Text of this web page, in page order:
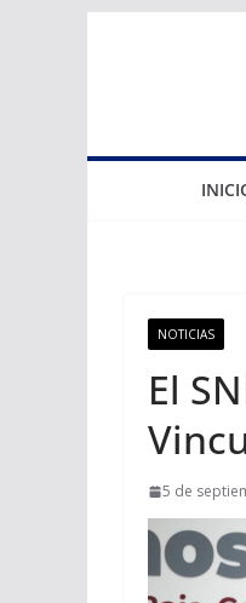
NOTICIAS
El
5 de